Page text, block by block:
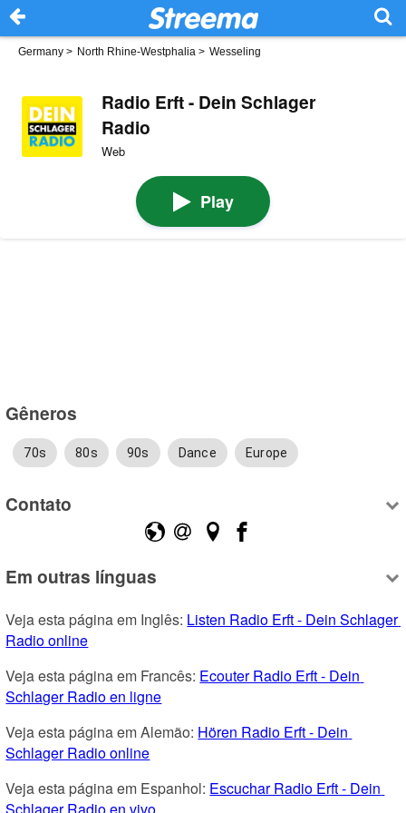
Germany > North Rhine-Westphalia > Wesseling
Radio Erft - Dein Schlager
Radio
Web
Play
Gêneros
70s 80s 90s Dance Europe
Contato
Em outras línguas
Veja esta página em Inglês: Listen Radio Erft - Dein Schlager
Radio online
Veja esta página em Francês: Ecouter Radio Erft - Dein
Schlager Radio en ligne
Veja esta página em Alemão: Hören Radio Erft - Dein
Schlager Radio online
Veja esta página em Espanhol: Escuchar Radio Erft - Dein
Schlager Radio en vivo